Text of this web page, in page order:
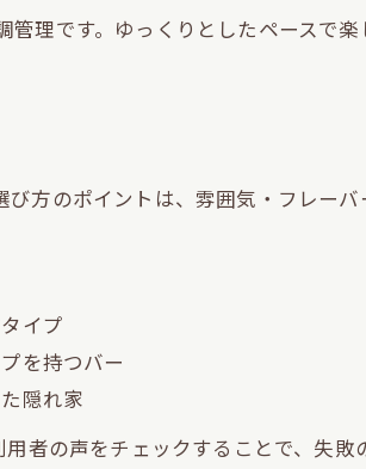
シャ初心者も安心の渋谷駅周辺ガイド
すすめフレバーで広がるシーシャ体験
や恋人と味わうおすすめシーシャフレ
な場所で味わうシーシャの魅力とは
家で過ごすシーシャ体験の特別感
さとシーシャの香りが広がる魅力空
理です。ゆっくりとしたペースで
方のポイントは、雰囲気・フレー
イプ
を持つバー
隠れ家
者の声をチェックすることで、失